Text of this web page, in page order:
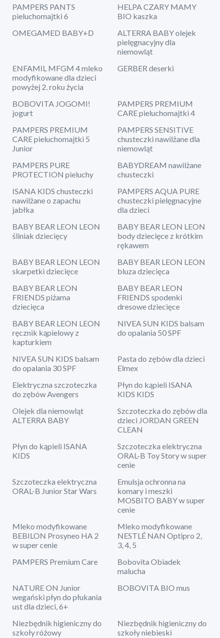
PAMPERS PANTS
pieluchomajtki 6
HELPA CZARY MAMY
BIO kaszka
OMEGAMED BABY+D
ALTERRA BABY olejek
pielęgnacyjny dla
niemowląt
ENFAMIL MFGM 4 mleko
modyfikowane dla dzieci
powyżej 2. roku życia
GERBER deserki
BOBOVITA JOGOMI!
jogurt
PAMPERS PREMIUM
CARE pieluchomajtki 4
PAMPERS PREMIUM
CARE pieluchomajtki 5
Junior
PAMPERS SENSITIVE
chusteczki nawilżane dla
niemowląt
PAMPERS PURE
PROTECTION pieluchy
BABYDREAM nawilżane
chusteczki
ISANA KIDS chusteczki
nawilżane o zapachu
jabłka
PAMPERS AQUA PURE
chusteczki pielęgnacyjne
dla dzieci
BABY BEAR LEON LEON
śliniak dziecięcy
BABY BEAR LEON LEON
body dziecięce z krótkim
rękawem
BABY BEAR LEON LEON
skarpetki dziecięce
BABY BEAR LEON LEON
bluza dziecięca
BABY BEAR LEON
FRIENDS piżama
dziecięca
BABY BEAR LEON
FRIENDS spodenki
dresowe dziecięce
BABY BEAR LEON LEON
ręcznik kąpielowy z
kapturkiem
NIVEA SUN KIDS balsam
do opalania 50 SPF
NIVEA SUN KIDS balsam
do opalania 30 SPF
Pasta do zębów dla dzieci
Elmex
Elektryczna szczoteczka
do zębów Avengers
Płyn do kąpieli ISANA
KIDS KIDS
Olejek dla niemowląt
ALTERRA BABY
Szczoteczka do zębów dla
dzieci JORDAN GREEN
CLEAN
Płyn do kąpieli ISANA
KIDS
Szczoteczka elektryczna
ORAL-B Toy Story w super
cenie
Szczoteczka elektryczna
ORAL-B Junior Star Wars
Emulsja ochronna na
komary i meszki
MOSBITO BABY w super
cenie
Mleko modyfikowane
BEBILON Prosyneo HA 2
w super cenie
Mleko modyfikowane
NESTLÉ NAN Optipro 2,
3, 4, 5
PAMPERS Premium Care
Bobovita Obiadek
malucha
NATURE ON Junior
wegański płyn do płukania
ust dla dzieci, 6+
BOBOVITA BIO mus
Niezbędnik higieniczny do
szkoły różowy
Niezbędnik higieniczny do
szkoły niebieski